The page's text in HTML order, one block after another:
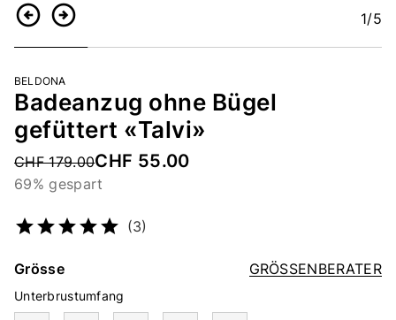
ZurückWeiter 1/5
BELDONA
Badeanzug ohne Bügel
gefüttert «Talvi»
Price reduced from
CHF 179.00CHF 55.00
69% gespart
(3)
GRÖSSENBERATER
Grösse
Unterbrustumfang